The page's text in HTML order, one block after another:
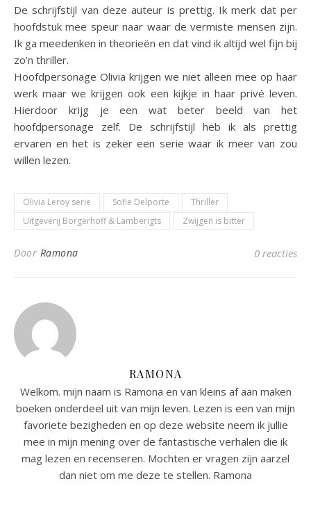
De schrijfstijl van deze auteur is prettig. Ik merk dat per
hoofdstuk mee speur naar waar de vermiste mensen zijn.
Ik ga meedenken in theorieën en dat vind ik altijd wel fijn bij
zo’n thriller.
Hoofdpersonage Olivia krijgen we niet alleen mee op haar
werk maar we krijgen ook een kijkje in haar privé leven.
Hierdoor krijg je een wat beter beeld van het
hoofdpersonage zelf. De schrijfstijl heb ik als prettig
ervaren en het is zeker een serie waar ik meer van zou
willen lezen.
Olivia Leroy serie Sofie Delporte
Thriller
Uitgeverij Borgerhoff & Lamberigts
Zwijgen is bitter
Door Ramona 0 reacties
RAMONA
Welkom. mijn naam is Ramona en van kleins af aan maken
boeken onderdeel uit van mijn leven. Lezen is een van mijn
favoriete bezigheden en op deze website neem ik jullie
mee in mijn mening over de fantastische verhalen die ik
mag lezen en recenseren. Mochten er vragen zijn aarzel
dan niet om me deze te stellen. Ramona